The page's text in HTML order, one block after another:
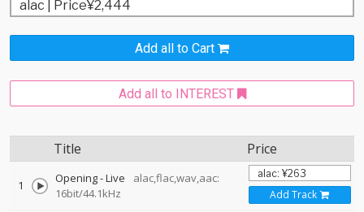
Add all to Cart
Add all to INTEREST
Title Price
1 Opening - Live
alac,flac,wav,aac:
16bit/44.1kHz
Add Track